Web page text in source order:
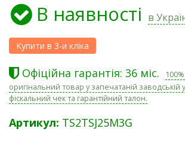
В наявності в
Офіційна гарантія: 36 міс.
оригінальний товар у запечатаній заводській
фіскальний чек та гарантійний талон.
Артикул: TS2TSJ25M3G